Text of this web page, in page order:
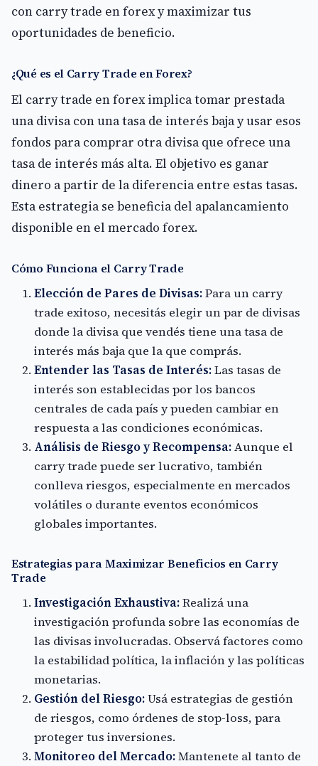
con carry trade en forex y maximizar tus
oportunidades de beneficio.
¿Qué es el Carry Trade en Forex?
El carry trade en forex implica tomar prestada
una divisa con una tasa de interés baja y usar esos
fondos para comprar otra divisa que ofrece una
tasa de interés más alta. El objetivo es ganar
dinero a partir de la diferencia entre estas tasas.
Esta estrategia se beneficia del apalancamiento
disponible en el mercado forex.
Cómo Funciona el Carry Trade
Elección de Pares de Divisas:Para un carry
trade exitoso, necesitás elegir un par de divisas
donde la divisa que vendés tiene una tasa de
interés más baja que la que comprás.
Entender las Tasas de Interés:Las tasas de
interés son establecidas por los bancos
centrales de cada país y pueden cambiar en
respuesta a las condiciones económicas.
Análisis de Riesgo y Recompensa:Aunque el
carry trade puede ser lucrativo, también
conlleva riesgos, especialmente en mercados
volátiles o durante eventos económicos
globales importantes.
Estrategias para Maximizar Beneficios en Carry
Trade
Investigación Exhaustiva:Realizá una
investigación profunda sobre las economías de
las divisas involucradas. Observá factores como
la estabilidad política, la inflación y las políticas
monetarias.
Gestión del Riesgo:Usá estrategias de gestión
de riesgos, como órdenes de stop-loss, para
proteger tus inversiones.
Monitoreo del Mercado:Mantenete al tanto de